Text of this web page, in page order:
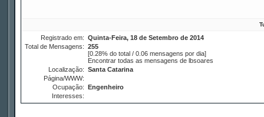
Registrado em: Quinta-Feira, 18 de Setembro de 2014
Total de Mensagens: 255
[0.28% do total / 0.06 mensagens por dia]
Encontrar todas as mensagens de lbsoares
Localização: Santa Catarina
Página/WWW:
Ocupação: Engenheiro
Interesses: